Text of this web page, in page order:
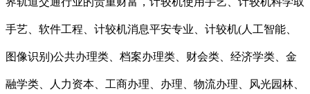
手艺、软件工程、计较机消息平安专业、计较机(人工智能、
图像识别)公共办理类、档案办理类、财会类、经济学类、金
融学类、人力资本、工商办理、办理、物流办理、风光园林、